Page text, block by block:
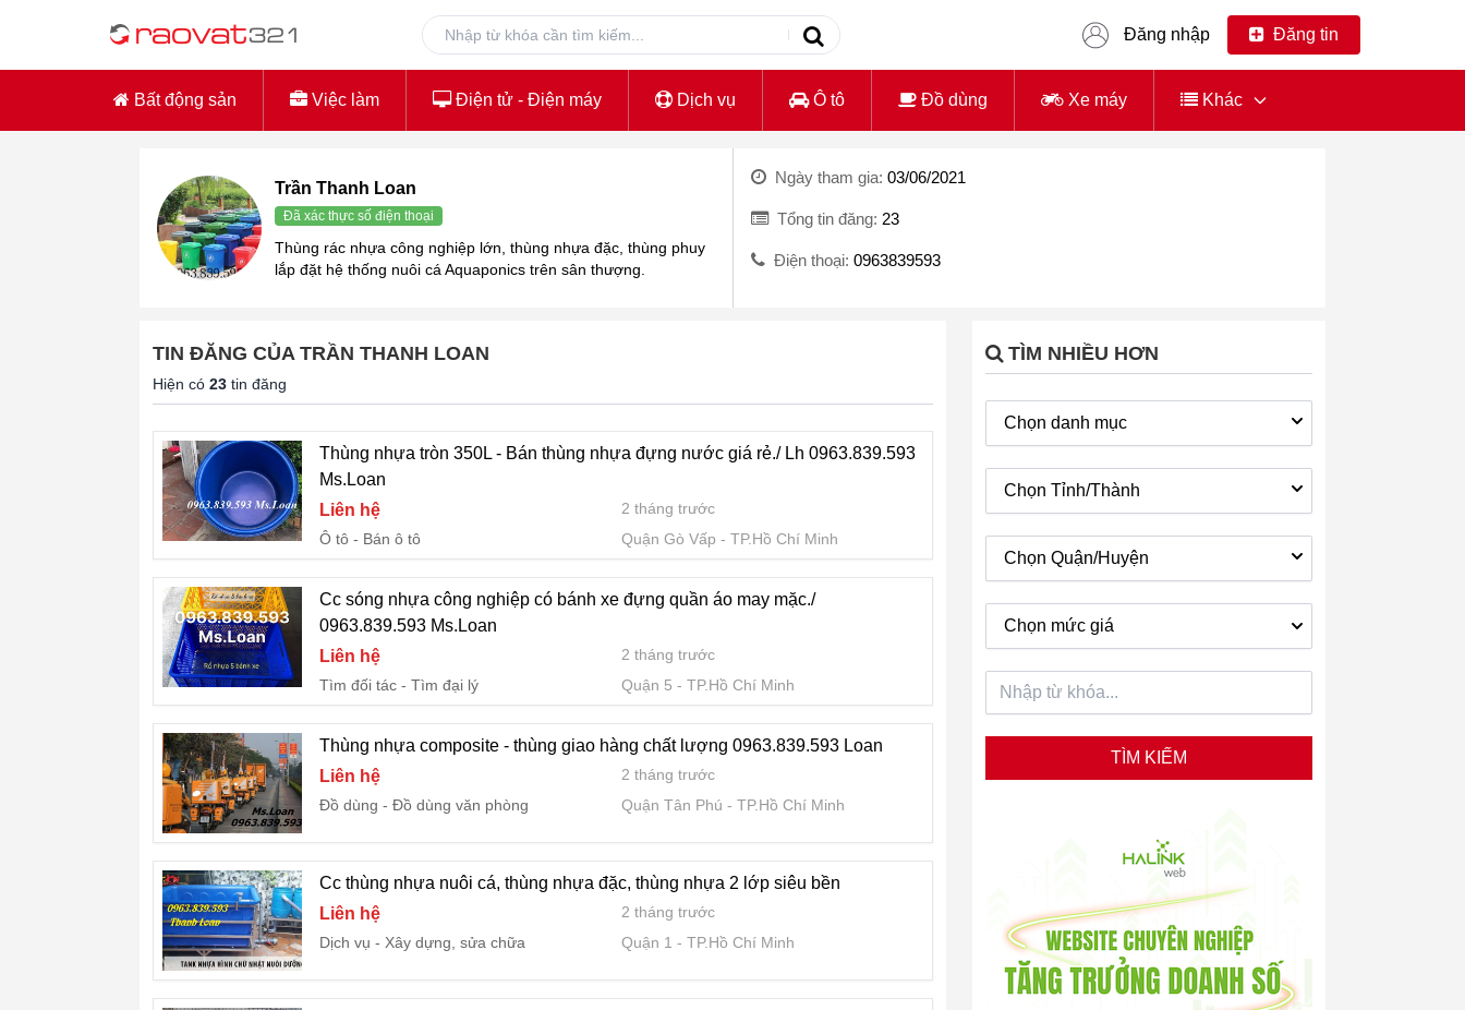
Đăng nhập Đăng tin
Bất động sản Việc làm Điện tử - Điện máy Dịch vụ Ô tô Đồ dùng Xe máy Khác
Trần Thanh Loan
Đã xác thực số điện thoại
Thùng rác nhựa công nghiệp lớn, thùng nhựa đặc, thùng phuy
lắp đặt hệ thống nuôi cá Aquaponics trên sân thượng.
Ngày tham gia: 03/06/2021
Tổng tin đăng: 23
Điện thoại: 0963839593
TIN ĐĂNG CỦA TRẦN THANH LOAN
Hiện có 23 tin đăng
Thùng nhựa tròn 350L - Bán thùng nhựa đựng nước giá rẻ./ Lh 0963.839.593
Ms.Loan
Liên hệ
2 tháng trước
Ô tô
Bán ô tô Quận Gò Vấp TP.Hồ Chí Minh
Cc sóng nhựa công nghiệp có bánh xe đựng quần áo may mặc./
0963.839.593 Ms.Loan
Liên hệ
2 tháng trước
Tìm đối tác
Tìm đại lý Quận 5 TP.Hồ Chí Minh
Thùng nhựa composite - thùng giao hàng chất lượng 0963.839.593 Loan
Liên hệ
2 tháng trước
Đồ dùng
Đồ dùng văn phòng Quận Tân Phú TP.Hồ Chí Minh
Cc thùng nhựa nuôi cá, thùng nhựa đặc, thùng nhựa 2 lớp siêu bền
Liên hệ
2 tháng trước
Dịch vụ
Xây dựng, sửa chữa Quận 1 TP.Hồ Chí Minh
TÌM NHIỀU HƠN
Chọn danh mục
Chọn Tỉnh/Thành
Chọn Quận/Huyện
Chọn mức giá
TÌM KIẾM